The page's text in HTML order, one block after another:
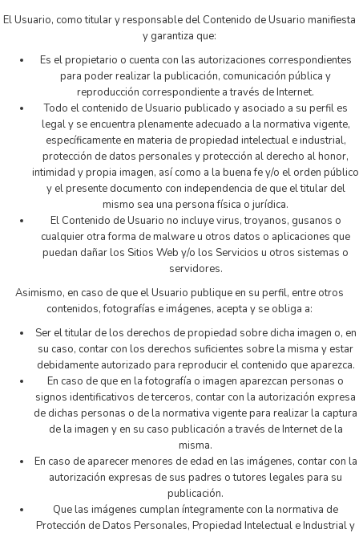
El Usuario, como titular y responsable del Contenido de Usuario manifiesta
y garantiza que:
Es el propietario o cuenta con las autorizaciones correspondientes
para poder realizar la publicación, comunicación pública y
reproducción correspondiente a través de Internet.
Todo el contenido de Usuario publicado y asociado a su perfil es
legal y se encuentra plenamente adecuado a la normativa vigente,
específicamente en materia de propiedad intelectual e industrial,
protección de datos personales y protección al derecho al honor,
intimidad y propia imagen, así como a la buena fe y/o el orden público
y el presente documento con independencia de que el titular del
mismo sea una persona física o jurídica.
El Contenido de Usuario no incluye virus, troyanos, gusanos o
cualquier otra forma de malware u otros datos o aplicaciones que
puedan dañar los Sitios Web y/o los Servicios u otros sistemas o
servidores.
Asimismo, en caso de que el Usuario publique en su perfil, entre otros
contenidos, fotografías e imágenes, acepta y se obliga a:
Ser el titular de los derechos de propiedad sobre dicha imagen o, en
su caso, contar con los derechos suficientes sobre la misma y estar
debidamente autorizado para reproducir el contenido que aparezca.
En caso de que en la fotografía o imagen aparezcan personas o
signos identificativos de terceros, contar con la autorización expresa
de dichas personas o de la normativa vigente para realizar la captura
de la imagen y en su caso publicación a través de Internet de la
misma.
En caso de aparecer menores de edad en las imágenes, contar con la
autorización expresas de sus padres o tutores legales para su
publicación.
Que las imágenes cumplan íntegramente con la normativa de
Protección de Datos Personales, Propiedad Intelectual e Industrial y